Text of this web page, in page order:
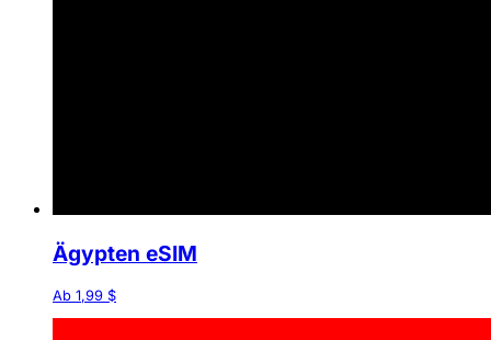
Ägypten eSIM
Ab 1,99 $